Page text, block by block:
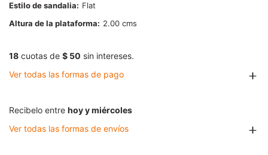
Estilo de sandalia
Flat
Altura de la plataforma
2.00
18 cuotas de $ 50 sin intereses.
Ver todas las formas de pago
Recibelo entre hoy y miércoles
Ver todas las formas de envíos